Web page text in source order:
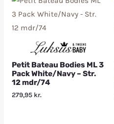
Petit Bateau Bodies ML 3
Pack White/Navy – Str.
12 mdr/74
279,95 kr.